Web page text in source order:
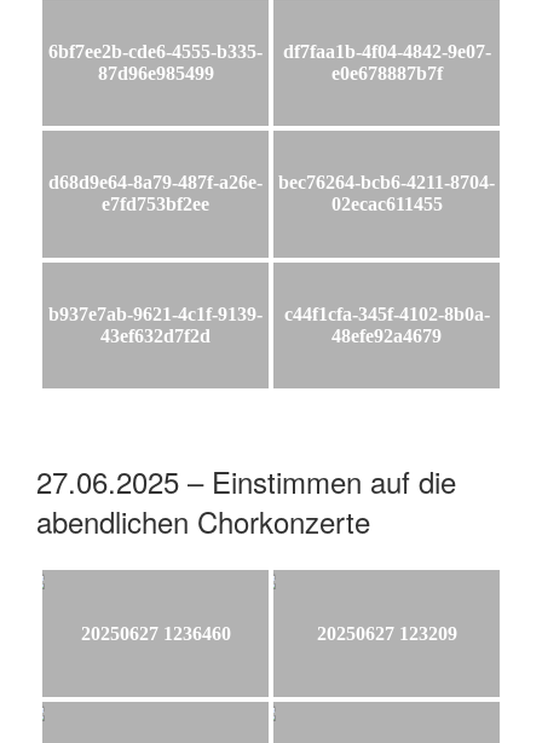
6bf7ee2b-cde6-4555-b335-
87d96e985499
df7faa1b-4f04-4842-9e07-
e0e678887b7f
d68d9e64-8a79-487f-a26e-
e7fd753bf2ee
bec76264-bcb6-4211-8704-
02ecac611455
b937e7ab-9621-4c1f-9139-
43ef632d7f2d
c44f1cfa-345f-4102-8b0a-
48efe92a4679
27.06.2025 – Einstimmen auf die
abendlichen Chorkonzerte
20250627 1236460 20250627 123209